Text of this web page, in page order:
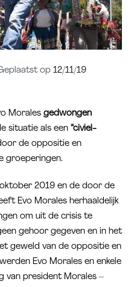
op 12/11/19
Morales gedwongen
situatie als een “civiel-
de oppositie en
groeperingen.
2019 en de door de
Evo Morales herhaaldelijk
om uit de crisis te
gehoor gegeven en in het
geweld van de oppositie en
Evo Morales en enkele
van president Morales –